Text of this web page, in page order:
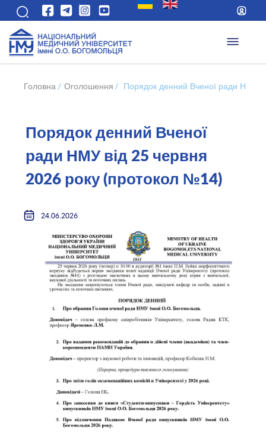
Головна / Оголошення / Порядок денний Вченої ради НМУ
Порядок денний Вченої
ради НМУ від 25 червня
2026 року (протокол №14)
24.06.2026